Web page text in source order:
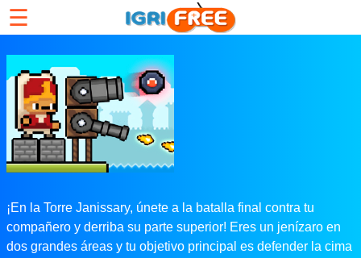
☰
¡En la Torre Janissary, únete a la batalla final contra tu
compañero y derriba su parte superior! Eres un jenízaro en
dos grandes áreas y tu objetivo principal es defender la cima